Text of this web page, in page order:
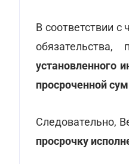
В соответствии
установленного
просроченной
Следовательно,
просрочку